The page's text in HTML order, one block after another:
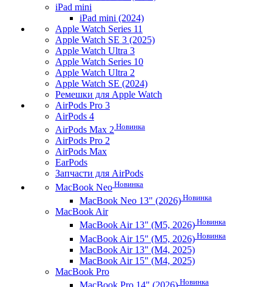
iPad mini
iPad mini (2024)
Apple Watch Series 11
Apple Watch SE 3 (2025)
Apple Watch Ultra 3
Apple Watch Series 10
Apple Watch Ultra 2
Apple Watch SE (2024)
Ремешки для Apple Watch
AirPods Pro 3
AirPods 4
AirPods Max 2 Новинка
AirPods Pro 2
AirPods Max
EarPods
Запчасти для AirPods
MacBook Neo Новинка
MacBook Neo 13" (2026) Новинка
MacBook Air
MacBook Air 13" (M5, 2026) Новинка
MacBook Air 15" (M5, 2026) Новинка
MacBook Air 13" (M4, 2025)
MacBook Air 15" (M4, 2025)
MacBook Pro
MacBook Pro 14" (2026) Новинка